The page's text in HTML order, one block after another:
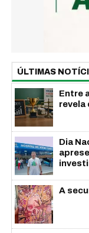
ÚLTIMAS
Entre
revela
Dia
A